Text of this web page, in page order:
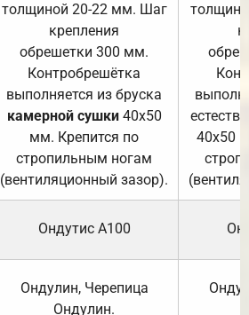
толщиной 20-22 мм. Шаг
крепления
обрешетки 300 мм.
Контробрешётка
выполняется из бруска
камерной сушки40х50
мм. Крепится по
стропильным ногам
(вентиляционный зазор).
40х50
Ондутис А100
Ондулин, Черепица
Ондулин.